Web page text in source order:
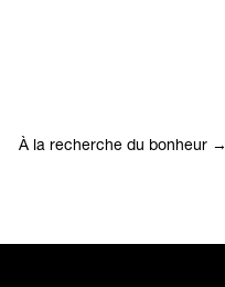
À la recherche du bonheur →